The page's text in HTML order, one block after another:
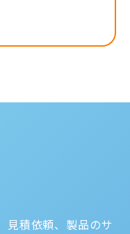
見積依頼、製品のサ